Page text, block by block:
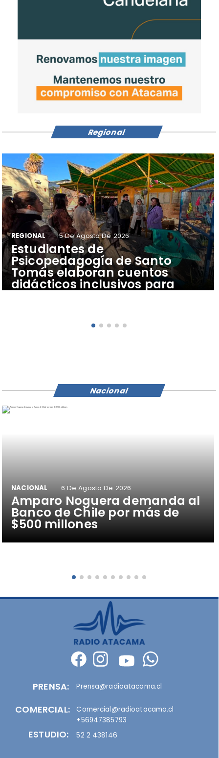
​Estudiantes de
Psicopedagogía de Santo
Tomás elaboran cuentos
didácticos inclusivos para
apoyar el aprendizaje de
REGIONAL 5 De Agosto De 2026
Regional
Amparo Noguera demanda al
Banco de Chile por más de
$500 millones
NACIONAL 6 De Agosto De 2026
Nacional
PRENSA:
COMERCIAL:
Prensa@radioatacama.cl
Comercial@radioatacama.cl
+56947385793
ESTUDIO: 52 2 438146